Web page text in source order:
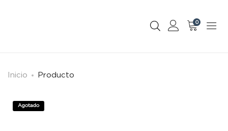
0
Inicio Producto
Agotado